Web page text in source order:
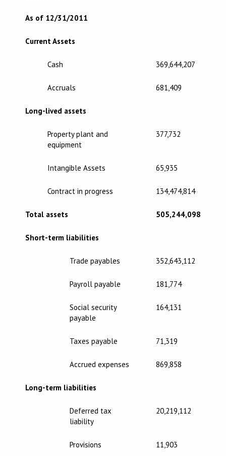
As of 12/31/2011
Current Assets
Cash 369,644,207
Accruals 681,409
Long-lived assets
Property plant and
equipment
377,732
Intangible Assets 65,935
Contract in progress 134,474,814
Total assets 505,244,098
Short-term liabilities
Trade payables 352,643,112
Payroll payable 181,774
Social security
payable
164,131
Taxes payable 71,319
Accrued expenses 869,858
Long-term liabilities
Deferred tax
liability
20,219,112
Provisions 11,903